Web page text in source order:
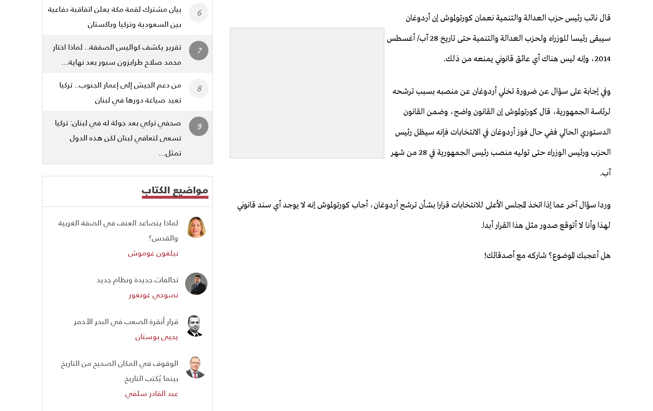
قال نائب رئيس حزب العدالة والتنمية نعمان كورتولموش إن أردوغان
سيبقى رئيسا للوزراء ولحزب العدالة والتنمية حتى تاريخ 28 آب/ أغسطس
2014، وإنه ليس هناك أي عائق قانوني يمنعه من ذلك.
وفي إجابة على سؤال عن ضرورة تخلي أردوغان عن منصبه بسبب ترشحه
لرئاسة الجمهورية، قال كورتولموش إن القانون واضح، وضمن القانون
الدستوري الحالي ففي حال فوز أردوغان في الانتخابات فإنه سيظل رئيس
الحزب ورئيس الوزراء حتى توليه منصب رئيس الجمهورية في 28 من شهر
آب.
وردا سؤال آخر عما إذا اتخذ المجلس الأعلى للانتخابات قرارا بشأن ترشح أردوغان، أجاب كورتولموش إنه لا يوجد أي سند قانوني
لهذا وأنا لا أتوقع صدور مثل هذا القرار أبدا.
هل أعجبك الموضوع؟ شاركه مع أصدقائك!
بيان مشترك لقمة مكة يعلن اتفاقية دفاعية
بين السعودية وتركيا وباكستان
تقرير يكشف كواليس الصفقة.. لماذا اختار
محمد صلاح طرابزون سبور بعد نهاية...
من دعم الجيش إلى إعمار الجنوب.. تركيا
تعيد صياغة دورها في لبنان
صحفي تركي بعد جولة له في لبنان: تركيا
تسعى لتعافي لبنان لكن هذه الدول
تمثل...
مواضيع الكتاب
لماذا يتصاعد العنف في الضفة الغربية
والقدس؟
نيلغون غوموش
تحالفات جديدة ونظام جديد
نصوحي غونغور
قرار أنقرة الصعب في البحر الأحمر
يحيى بوستان
الوقوف في المكان الصحيح من التاريخ
بينما يُكتب التاريخ
عبد القادر سلفي